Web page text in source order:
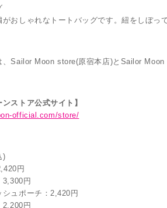
がおしゃれなトートバッグです。紐をしぼっ
、Sailor Moon store(原宿本店)とSailor
ンストア公式サイト】
official.com/store/
)
円
3,300円
シュポーチ：2,420円
2,200円